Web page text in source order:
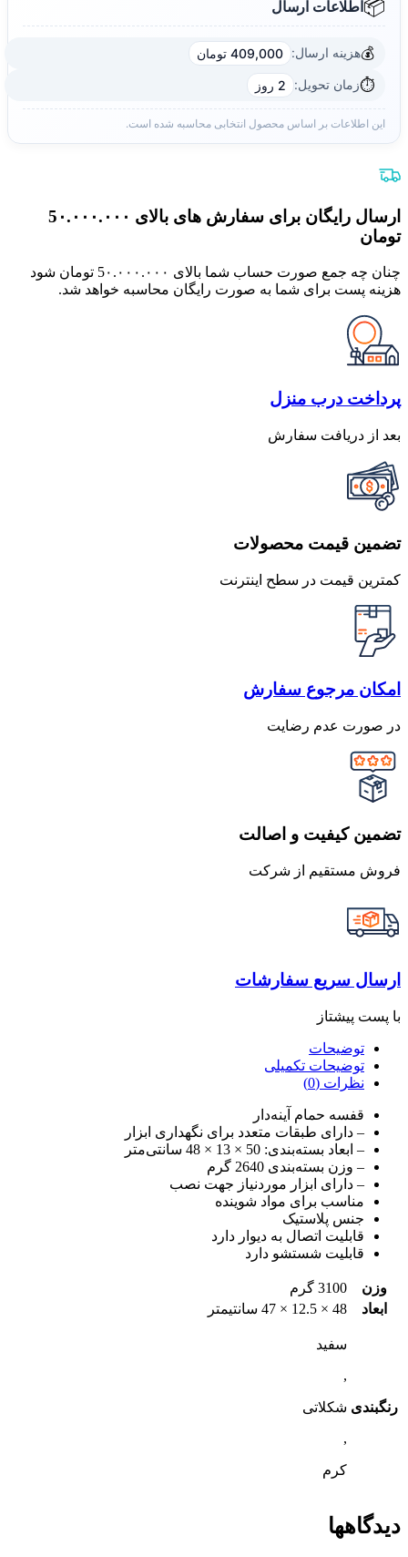
📦اطلاعات ارسال
💰هزینه ارسال: 409,000 تومان
⏱️زمان تحویل: 2 روز
این اطلاعات بر اساس محصول انتخابی محاسبه شده است.
ارسال رایگان برای سفارش های بالای 5٠.٠٠٠.٠٠٠
تومان
چنان چه جمع صورت حساب شما بالای 5٠.٠٠٠.٠٠٠ تومان شود
هزینه پست برای شما به صورت رایگان محاسبه خواهد شد.
پرداخت درب منزل
بعد از دریافت سفارش
تضمین قیمت محصولات
کمترین قیمت در سطح اینترنت
امکان مرجوع سفارش
در صورت عدم رضایت
تضمین کیفیت و اصالت
فروش مستقیم از شرکت
ارسال سریع سفارشات
با پست پیشتاز
توضیحات
توضیحات تکمیلی
نظرات (0)
قفسه حمام آینه‌دار
– دارای طبقات متعدد برای نگهداری ابزار
– ابعاد بسته‌بندی: 50 × 13 × 48 سانتی‌متر
– وزن بسته‌بندی 2640 گرم
– دارای ابزار موردنیاز جهت نصب
مناسب برای مواد شوینده
جنس پلاستیک
قابلیت اتصال به دیوار دارد
قابلیت شستشو دارد
وزن
3100 گرم
ابعاد
48 × 12.5 × 47 سانتیمتر
رنگبندی
سفید
,
شکلاتی
,
کرم
دیدگاهها